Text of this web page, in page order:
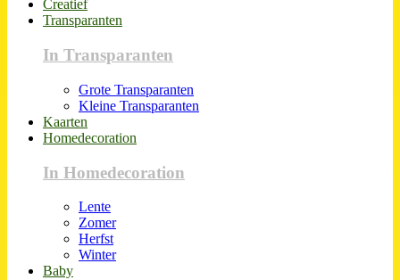
Creatief
Transparanten
In Transparanten
Grote Transparanten
Kleine Transparanten
Kaarten
Homedecoration
In Homedecoration
Lente
Zomer
Herfst
Winter
Baby